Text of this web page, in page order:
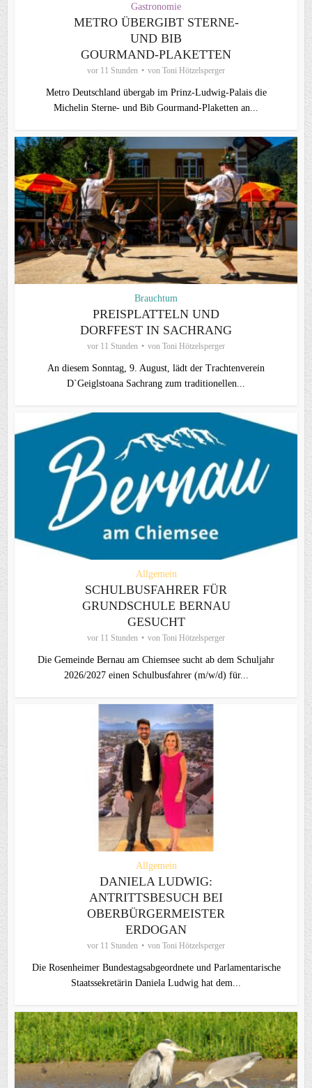
Gastronomie
METRO ÜBERGIBT STERNE-
UND BIB
GOURMAND‑PLAKETTEN
vor 11 Stunden von Toni Hötzelsperger
Metro Deutschland übergab im Prinz-Ludwig-Palais die
Michelin Sterne- und Bib Gourmand-Plaketten an...
Brauchtum
PREISPLATTELN UND
DORFFEST IN SACHRANG
vor 11 Stunden von Toni Hötzelsperger
An diesem Sonntag, 9. August, lädt der Trachtenverein
D`Geiglstoana Sachrang zum traditionellen...
Allgemein
SCHULBUSFAHRER FÜR
GRUNDSCHULE BERNAU
GESUCHT
vor 11 Stunden von Toni Hötzelsperger
Die Gemeinde Bernau am Chiemsee sucht ab dem Schuljahr
2026/2027 einen Schulbusfahrer (m/w/d) für...
Allgemein
DANIELA LUDWIG:
ANTRITTSBESUCH BEI
OBERBÜRGERMEISTER
ERDOGAN
vor 11 Stunden von Toni Hötzelsperger
Die Rosenheimer Bundestagsabgeordnete und Parlamentarische
Staatssekretärin Daniela Ludwig hat dem...